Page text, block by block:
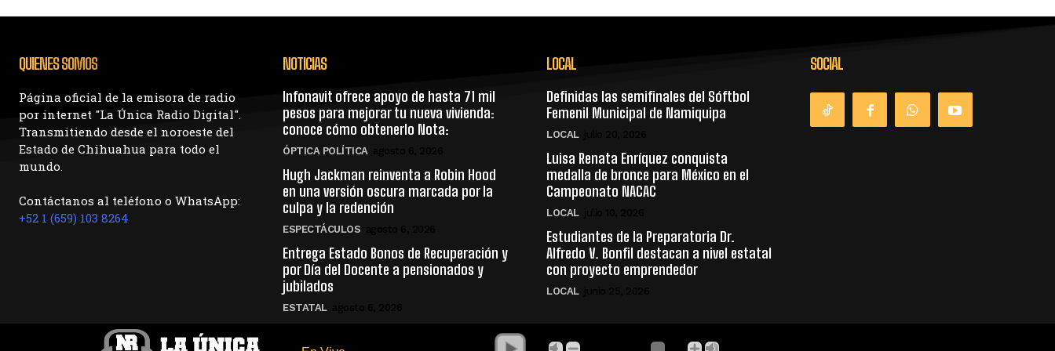
QUIENES SOMOS
Página oficial de la emisora de radio
por internet "La Única Radio Digital".
Transmitiendo desde el noroeste del
Estado de Chihuahua para todo el
mundo.
Contáctanos al teléfono o WhatsApp:
+52 1 (659) 103 8264
NOTICIAS
Infonavit ofrece apoyo de hasta 71 mil
pesos para mejorar tu nueva vivienda:
conoce cómo obtenerlo Nota:
ÓPTICA POLÍTICA
Hugh Jackman reinventa a Robin Hood
en una versión oscura marcada por la
culpa y la redención
ESPECTÁCULOS
Entrega Estado Bonos de Recuperación y
por Día del Docente a pensionados y
jubilados
ESTATAL
LOCAL
Definidas las semifinales del Sóftbol
Femenil Municipal de Namiquipa
LOCAL
Luisa Renata Enríquez conquista
medalla de bronce para México en el
Campeonato NACAC
LOCAL
Estudiantes de la Preparatoria Dr.
Alfredo V. Bonfil destacan a nivel estatal
con proyecto emprendedor
LOCAL
SOCIAL